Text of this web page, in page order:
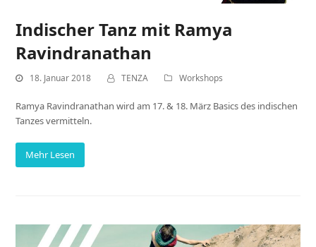
Indischer Tanz mit Ramya
Ravindranathan
18. Januar 2018 TENZA Workshops
Ramya Ravindranathan wird am 17. & 18. März Basics des indischen
Tanzes vermitteln.
Mehr Lesen